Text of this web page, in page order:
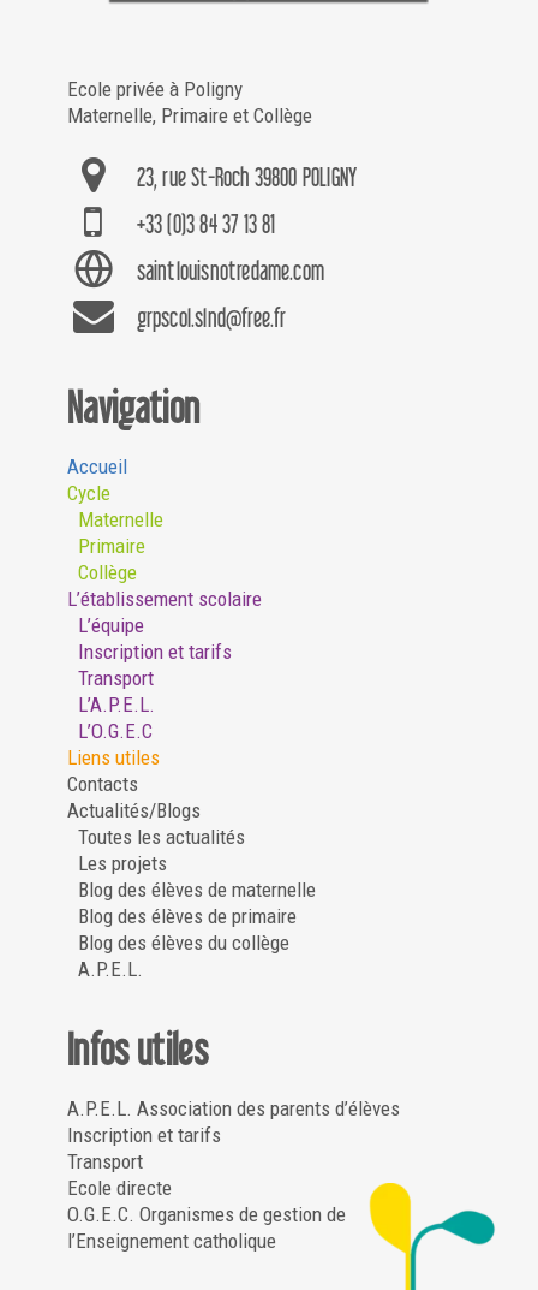
Ecole privée à Poligny
Maternelle, Primaire et Collège
23, rue St-Roch 39800 POLIGNY
+33 (0)3 84 37 13 81
saintlouisnotredame.com
grpscol.slnd@free.fr
Navigation
Accueil
Cycle
Maternelle
Primaire
Collège
L’établissement scolaire
L’équipe
Inscription et tarifs
Transport
L’A.P.E.L.
L’O.G.E.C
Liens utiles
Contacts
Actualités/Blogs
Toutes les actualités
Les projets
Blog des élèves de maternelle
Blog des élèves de primaire
Blog des élèves du collège
A.P.E.L.
Infos utiles
A.P.E.L. Association des parents d’élèves
Inscription et tarifs
Transport
Ecole directe
O.G.E.C. Organismes de gestion de
l’Enseignement catholique